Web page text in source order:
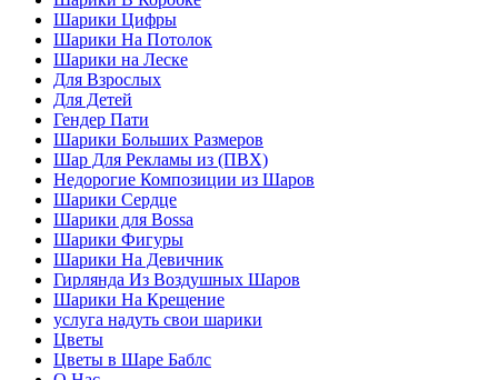
Шарики Цифры
Шарики На Потолок
Шарики на Леске
Для Взрослых
Для Детей
Гендер Пати
Шарики Больших Размеров
Шар Для Рекламы из (ПВХ)
Недорогие Композиции из Шаров
Шарики Сердце
Шарики для Воssa
Шарики Фигуры
Шарики На Девичник
Гирлянда Из Воздушных Шаров
Шарики На Крещение
услуга надуть свои шарики
Цветы
Цветы в Шаре Баблс